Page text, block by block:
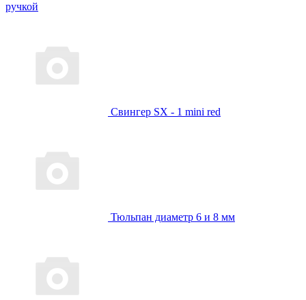
ручкой
Свингер SX - 1 mini red
Тюльпан диаметр 6 и 8 мм